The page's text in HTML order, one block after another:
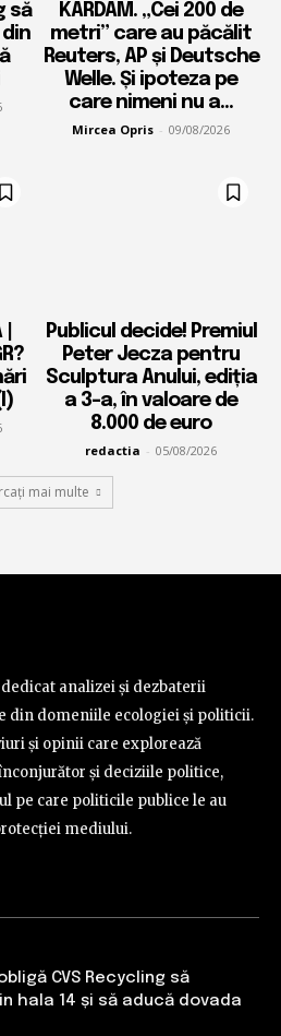
să
KARDAM. „Cei 200 de
metri” care au păcălit
Reuters, AP și Deutsche
Welle. Și ipoteza pe
care nimeni nu a...
Mircea Opris - 09/08/2026
Publicul decide! Premiul
Peter Jecza pentru
Sculptura Anului, ediția
a 3-a, în valoare de
8.000 de euro
redactia - 05/08/2026
mai multe
analizei și dezbaterii
din domeniile ecologiei și politicii.
și opinii care explorează
și deciziile politice,
pe care politicile publice le au
mediului.
CVS Recycling să
14 și să aducă dovada